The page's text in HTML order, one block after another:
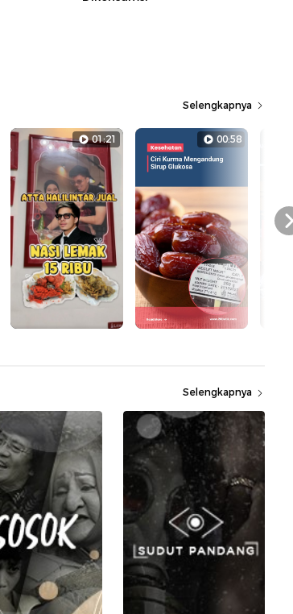
Selengkapnya
01:21 00:58
Selengkapnya